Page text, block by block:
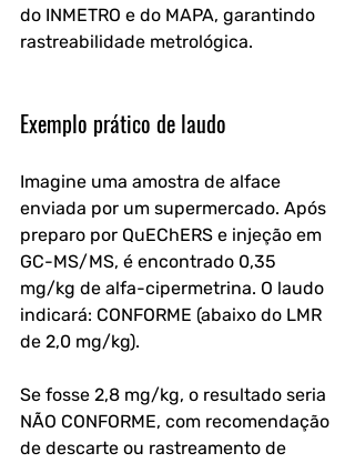
do INMETRO e do MAPA, garantindo
rastreabilidade metrológica.
Exemplo prático de laudo
Imagine uma amostra de alface
enviada por um supermercado. Após
preparo por QuEChERS e injeção em
GC-MS/MS, é encontrado 0,35
mg/kg de alfa-cipermetrina. O laudo
indicará: CONFORME (abaixo do LMR
de 2,0 mg/kg).
Se fosse 2,8 mg/kg, o resultado seria
NÃO CONFORME, com recomendação
de descarte ou rastreamento de